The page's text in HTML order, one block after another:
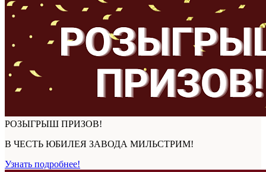
РОЗЫГРЫШ ПРИЗОВ!
В ЧЕСТЬ ЮБИЛЕЯ ЗАВОДА МИЛЬСТРИМ!
Узнать подробнее!